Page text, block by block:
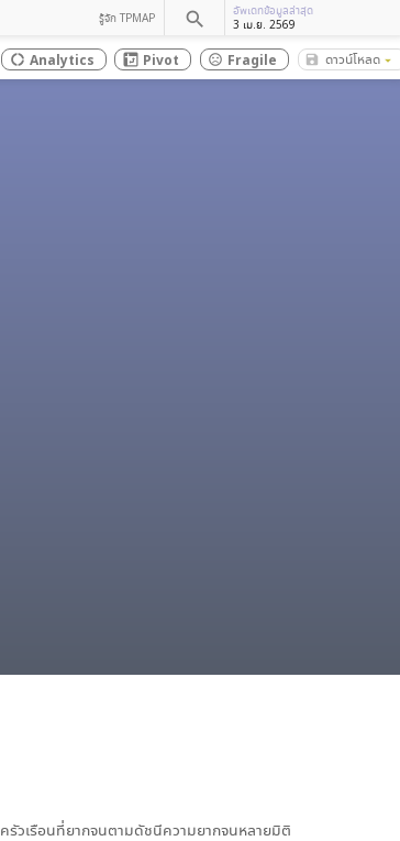
รู้จัก TPMAP search
อัพเดทข้อมูลล่าสุด
3 เม.ย. 2569
donut_large Analytics Pivot sentiment_dissatisfied Fragile save_alt
ดาวน์โหลดarrow_drop_down
ครัวเรือนที่ยากจนตามดัชนีความยากจนหลายมิติ